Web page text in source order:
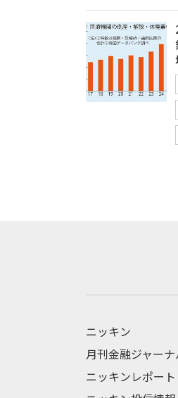
ニッキン
月刊金融ジャーナ
ニッキンレポート